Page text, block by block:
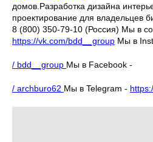
домов.Разработка дизайна
проектирование для
8 (800) 350-79-10 (Россия) Мы в
https://vk.com/bdd__group Мы в
/ bdd__group Мы в Facebook -
/ archburo62 Мы в Telegram -